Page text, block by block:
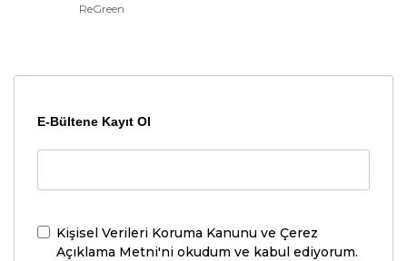
ReGreen
E-Bültene Kayıt Ol
Kişisel Verileri Koruma Kanunu ve Çerez
Açıklama Metni'ni okudum ve kabul ediyorum.